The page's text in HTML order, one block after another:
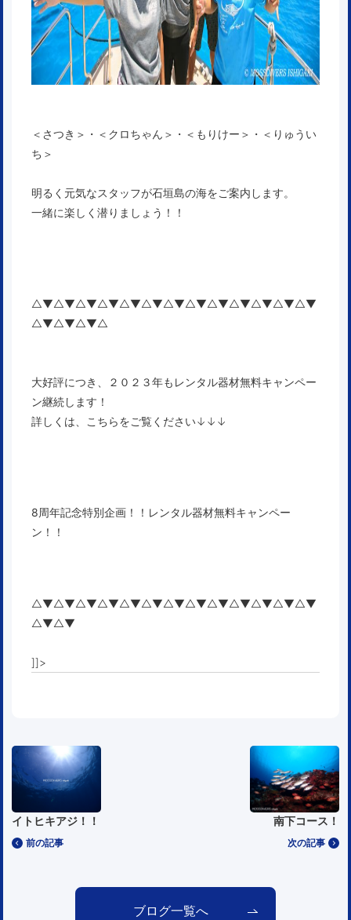
＜さつき＞・＜クロちゃん＞・＜もりけー＞・＜りゅうい
ち＞
明るく元気なスタッフが石垣島の海をご案内します。
一緒に楽しく潜りましょう！！
△▼△▼△▼△▼△▼△▼△▼△▼△▼△▼△▼△▼△▼
△▼△▼△▼△
大好評につき、２０２３年もレンタル器材無料キャンペー
ン継続します！
詳しくは、こちらをご覧ください↓↓↓
8周年記念特別企画！！レンタル器材無料キャンペー
ン！！
△▼△▼△▼△▼△▼△▼△▼△▼△▼△▼△▼△▼△▼
△▼△▼
]]>
前の記事
イトヒキアジ！！
次の記事
南下コース！
ブログ一覧へ